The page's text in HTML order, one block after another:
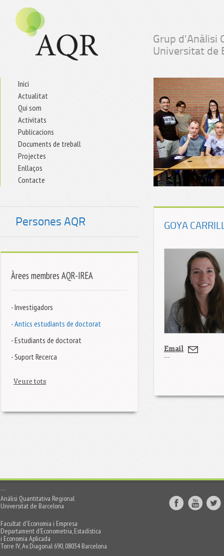
Grup d'Anàlisi
Universitat de
Inici
Actualitat
Qui som
Activitats
Publicacions
Documents de treball
Projectes
Enllaços
Contacte
Persones AQR
Àrees membres AQR-IREA
- Investigadors
- Antics estudiants de doctorat
- Estudiants de doctorat
- Suport Recerca
Veure tots
GOYA
Email
Anàlisi Quantitativa Regional
Universitat de Barcelona
Facultat d'Economia i Empresa
Departament d’Econometria, Estadística
i Economia Aplicada
Torre IV, Av. Diagonal 690, 08034 Barcelona